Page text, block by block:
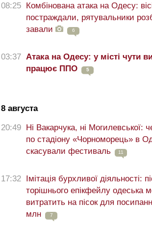
08:25 Комбінована атака на Одесу:
постраждали, рятувальники
завали
6
03:37 Атака на Одесу: у місті чути
працює ППО
5
8 августа
20:49 Ні Вакарчука, ні Могилевської:
по стадіону «Чорноморець» в
скасували фестиваль
11
17:32 Імітація бурхливої діяльності:
торішнього епікфейлу одеська
витратить на пісок для
млн
7